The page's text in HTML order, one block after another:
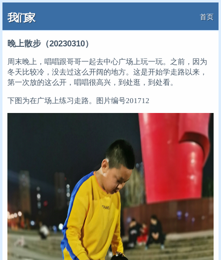
我们家 首页
晚上散步（20230310）
周末晚上，唱唱跟哥哥一起去中心广场上玩一玩。之前，因为
冬天比较冷，没去过这么开阔的地方。这是开始学走路以来，
第一次放的这么开，唱唱很高兴，到处逛，到处看。
下图为在广场上练习走路。 图片编号201712